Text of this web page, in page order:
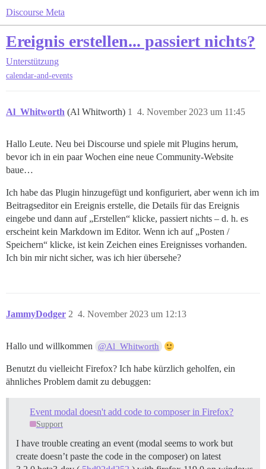
Discourse Meta
Ereignis erstellen... passiert nichts?
Unterstützung
calendar-and-events
Al_Whitworth (Al Whitworth) 4. November 2023 um 11:45
1
Hallo Leute. Neu bei Discourse und spiele mit Plugins herum,
bevor ich in ein paar Wochen eine neue Community-Website
baue…
Ich habe das Plugin hinzugefügt und konfiguriert, aber wenn ich im
Beitragseditor ein Ereignis erstelle, die Details für das Ereignis
eingebe und dann auf „Erstellen“ klicke, passiert nichts – d. h. es
erscheint kein Markdown im Editor. Wenn ich auf „Posten /
Speichern“ klicke, ist kein Zeichen eines Ereignisses vorhanden.
Ich bin mir nicht sicher, was ich hier übersehe?
JammyDodger 4. November 2023 um 12:13
2
Hallo und willkommen @Al_Whitworth
Benutzt du vielleicht Firefox? Ich habe kürzlich geholfen, ein
ähnliches Problem damit zu debuggen:
Event modal doesn't add code to composer in Firefox?
Support
I have trouble creating an event (modal seems to work but
create doesn’t paste the code in the composer) on latest